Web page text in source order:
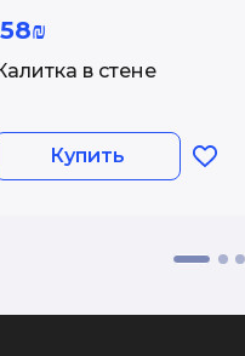
58₪
в стене
Купить